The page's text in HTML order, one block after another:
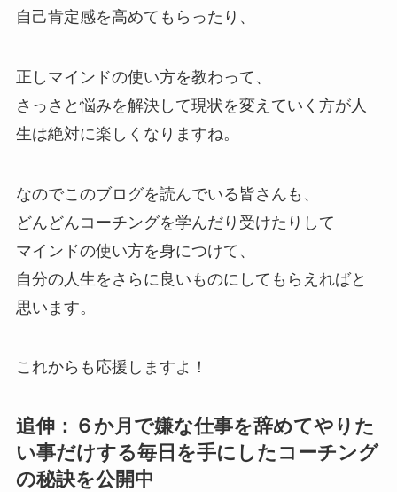
自己肯定感を高めてもらったり、
正しマインドの使い方を教わって、
さっさと悩みを解決して現状を変えていく方が人
生は絶対に楽しくなりますね。
なのでこのブログを読んでいる皆さんも、
どんどんコーチングを学んだり受けたりして
マインドの使い方を身につけて、
自分の人生をさらに良いものにしてもらえればと
思います。
これからも応援しますよ！
追伸：６か月で嫌な仕事を辞めてやりた
い事だけする毎日を手にしたコーチング
の秘訣を公開中